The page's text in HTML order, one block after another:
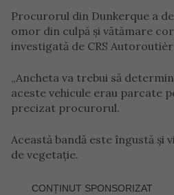
Procurorul din Dunkerque a
omor din culpă și vătămare
investigată de CRS
„Ancheta va trebui să
aceste vehicule erau parcate
precizat procurorul.
Această bandă este îngustă și
de vegetație.